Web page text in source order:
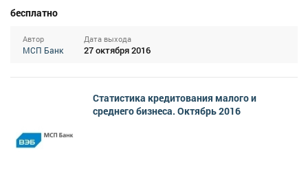
бесплатно
Автор
МСП Банк
Дата выхода
27 октября 2016
Статистика кредитования малого и
среднего бизнеса. Октябрь 2016